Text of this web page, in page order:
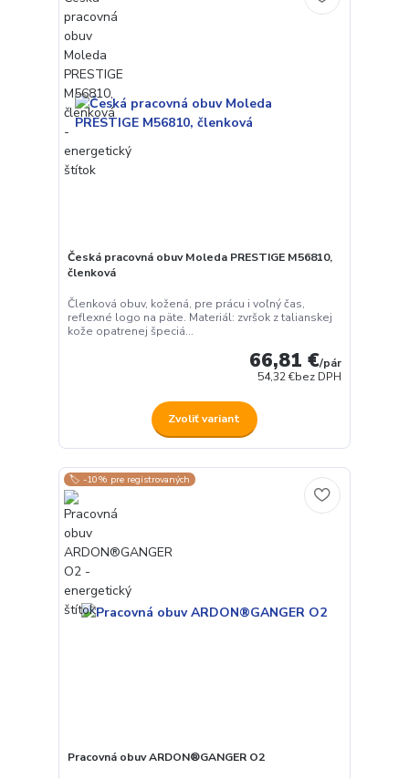
Česká pracovná obuv Moleda PRESTIGE M56810,
členková
Členková obuv, kožená, pre prácu i voľný čas,
reflexné logo na päte. Materiál: zvršok z talianskej
kože opatrenej špeciá...
66,81 €/pár
54,32 €bez DPH
Zvoliť variant
🏷️ -10% pre registrovaných
Pracovná obuv ARDON®GANGER O2